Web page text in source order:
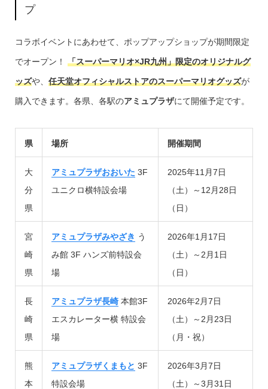
プ
コラボイベントにあわせて、ポップアップショップが期間限定
でオープン！ 「スーパーマリオ×JR九州」限定のオリジナルグ
ッズや、 任天堂オフィシャルストアのスーパーマリオグッズが
購入できます。各県、各駅のアミュプラザにて開催予定です。
県 場所 開催期間
大
分
県
アミュプラザおおいた 3F
ユニクロ横特設会場
2025年11月7日
（土）～12月28日
（日）
宮
崎
県
アミュプラザみやざき う
み館 3F ハンズ前特設会
場
2026年1月17日
（土）～2月1日
（日）
長
崎
県
アミュプラザ長崎本館3F
エスカレーター横 特設会
場
2026年2月7日
（土）～2月23日
（月・祝）
熊
本
アミュプラザくまもと 3F
特設会場
2026年3月7日
（土）～3月31日